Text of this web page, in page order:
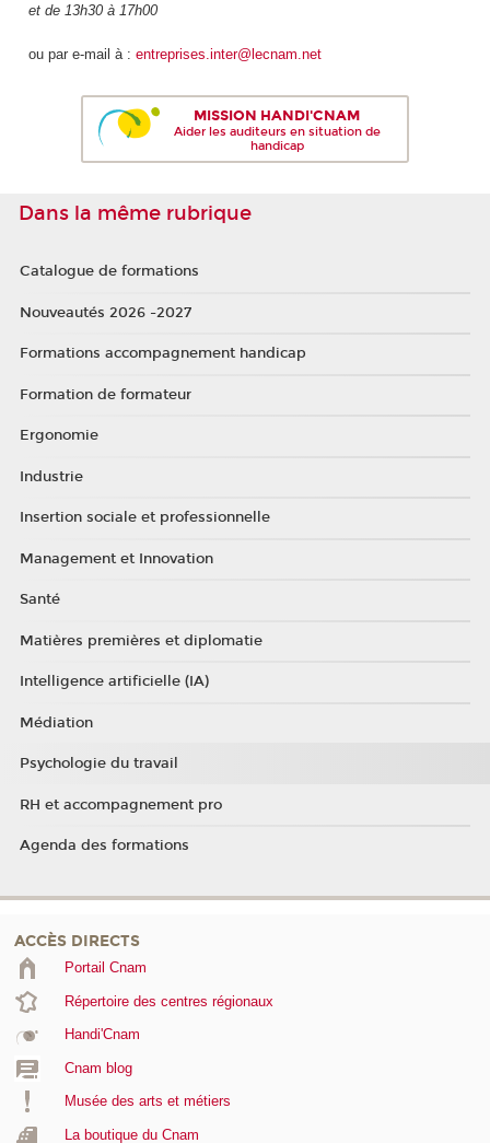
et de 13h30 à 17h00
ou par e-mail à : entreprises.inter@lecnam.net
MISSION HANDI'CNAM
Aider les auditeurs en situation de
handicap
Dans la même rubrique
Catalogue de formations
Nouveautés 2026 -2027
Formations accompagnement handicap
Formation de formateur
Ergonomie
Industrie
Insertion sociale et professionnelle
Management et Innovation
Santé
Matières premières et diplomatie
Intelligence artificielle (IA)
Médiation
Psychologie du travail
RH et accompagnement pro
Agenda des formations
ACCÈS DIRECTS
Portail Cnam
Répertoire des centres régionaux
Handi'Cnam
Cnam blog
Musée des arts et métiers
La boutique du Cnam